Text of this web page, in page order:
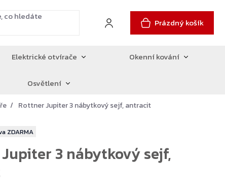
Prázdný košík
Elektrické otvírače
Okenní kování
Osvětlení
Rottner Jupiter 3 nábytkový sejf, antracit
ZDARMA
3 nábytkový sejf,